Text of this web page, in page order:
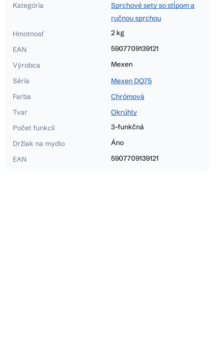
Kategória
Sprchové sety so stĺpom a
ručnou sprchou
Hmotnosť
2 kg
EAN
5907709139121
Výrobca
Mexen
Séria
Mexen DQ75
Farba
Chrómová
Tvar
Okrúhly
Počet funkcií
3-funkčná
Držiak na mydlo
Áno
EAN
5907709139121